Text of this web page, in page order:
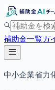
補助金一覧ガ
中小企業省力